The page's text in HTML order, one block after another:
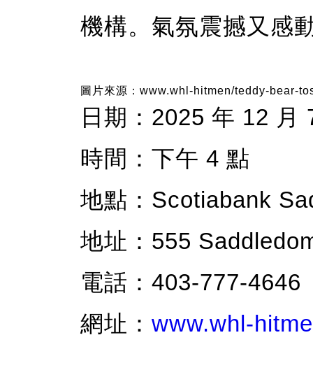
機構。氣氛震撼又感
圖片來源：www.whl-hitmen/teddy-bear-
日期：2025 年 12 月
時間：下午 4 點
地點：Scotiabank
地址：555
電話：403-777-4646
網址： www.whl-